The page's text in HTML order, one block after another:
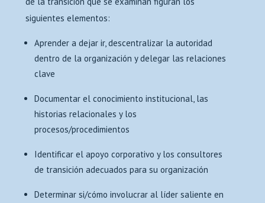
siguientes elementos:
Aprender a dejar ir, descentralizar la autoridad
dentro de la organización y delegar las relaciones
clave
Documentar el conocimiento institucional, las
historias relacionales y los
procesos/procedimientos
Identificar el apoyo corporativo y los consultores
de transición adecuados para su organización
Determinar si/cómo involucrar al líder saliente en